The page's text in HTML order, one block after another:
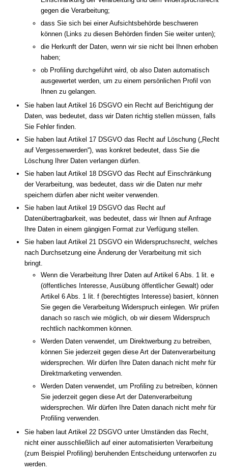
gegen die Verarbeitung;
dass Sie sich bei einer Aufsichtsbehörde beschweren
können (Links zu diesen Behörden finden Sie weiter unten);
die Herkunft der Daten, wenn wir sie nicht bei Ihnen erhoben
haben;
ob Profiling durchgeführt wird, ob also Daten automatisch
ausgewertet werden, um zu einem persönlichen Profil von
Ihnen zu gelangen.
Sie haben laut Artikel 16 DSGVO ein Recht auf Berichtigung der
Daten, was bedeutet, dass wir Daten richtig stellen müssen, falls
Sie Fehler finden.
Sie haben laut Artikel 17 DSGVO das Recht auf Löschung („Recht
auf Vergessenwerden“), was konkret bedeutet, dass Sie die
Löschung Ihrer Daten verlangen dürfen.
Sie haben laut Artikel 18 DSGVO das Recht auf Einschränkung
der Verarbeitung, was bedeutet, dass wir die Daten nur mehr
speichern dürfen aber nicht weiter verwenden.
Sie haben laut Artikel 19 DSGVO das Recht auf
Datenübertragbarkeit, was bedeutet, dass wir Ihnen auf Anfrage
Ihre Daten in einem gängigen Format zur Verfügung stellen.
Sie haben laut Artikel 21 DSGVO ein Widerspruchsrecht, welches
nach Durchsetzung eine Änderung der Verarbeitung mit sich
bringt.
Wenn die Verarbeitung Ihrer Daten auf Artikel 6 Abs. 1 lit. e
(öffentliches Interesse, Ausübung öffentlicher Gewalt) oder
Artikel 6 Abs. 1 lit. f (berechtigtes Interesse) basiert, können
Sie gegen die Verarbeitung Widerspruch einlegen. Wir prüfen
danach so rasch wie möglich, ob wir diesem Widerspruch
rechtlich nachkommen können.
Werden Daten verwendet, um Direktwerbung zu betreiben,
können Sie jederzeit gegen diese Art der Datenverarbeitung
widersprechen. Wir dürfen Ihre Daten danach nicht mehr für
Direktmarketing verwenden.
Werden Daten verwendet, um Profiling zu betreiben, können
Sie jederzeit gegen diese Art der Datenverarbeitung
widersprechen. Wir dürfen Ihre Daten danach nicht mehr für
Profiling verwenden.
Sie haben laut Artikel 22 DSGVO unter Umständen das Recht,
nicht einer ausschließlich auf einer automatisierten Verarbeitung
(zum Beispiel Profiling) beruhenden Entscheidung unterworfen zu
werden.